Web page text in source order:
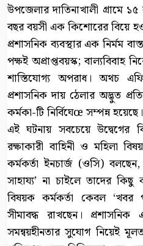
উপজেলার দাতিনাখালী গ্রামে
বছর বয়সী এক কিশোরের বিয়ে
প্রশাসনিক ব্যবস্থার এক নির্মম
পক্ষই অপ্রাপ্তবয়স্ক; বাল্যবিবাহ
শাস্তিযোগ্য অপরাধ। অথচ
প্রশাসনিক দায় ঠেলার অদ্ভুত
কর্মকা-টি নির্বিঘেœ সম্পন্ন হয়েছে।
এই ঘটনায় সবচেয়ে উদ্বেগের
রক্ষাকারী বাহিনী ও মহিলা
কর্মকর্তা ইনচার্জ (ওসি)
সাহায্য’ না চাইলে তাদের
বিষয়ক কর্মকর্তা কেবল ‘খবর
সীমাবদ্ধ রাখছেন।
সমন্বয়হীনতার সুযোগ নিয়েই